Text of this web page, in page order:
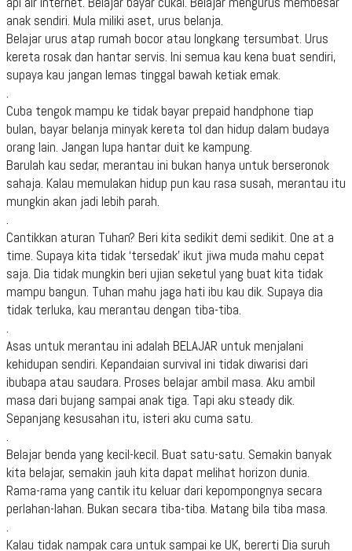
anak sendiri. Mula miliki aset, urus belanja.
Belajar urus atap rumah bocor atau longkang tersumbat. Urus
kereta rosak dan hantar servis. Ini semua kau kena buat sendiri,
supaya kau jangan lemas tinggal bawah ketiak emak.
.
Cuba tengok mampu ke tidak bayar prepaid handphone tiap
bulan, bayar belanja minyak kereta tol dan hidup dalam budaya
orang lain. Jangan lupa hantar duit ke kampung.
Barulah kau sedar, merantau ini bukan hanya untuk berseronok
sahaja. Kalau memulakan hidup pun kau rasa susah, merantau itu
mungkin akan jadi lebih parah.
.
Cantikkan aturan Tuhan? Beri kita sedikit demi sedikit. One at a
time. Supaya kita tidak ‘tersedak’ ikut jiwa muda mahu cepat
saja. Dia tidak mungkin beri ujian seketul yang buat kita tidak
mampu bangun. Tuhan mahu jaga hati ibu kau dik. Supaya dia
tidak terluka, kau merantau dengan tiba-tiba.
.
Asas untuk merantau ini adalah BELAJAR untuk menjalani
kehidupan sendiri. Kepandaian survival ini tidak diwarisi dari
ibubapa atau saudara. Proses belajar ambil masa. Aku ambil
masa dari bujang sampai anak tiga. Tapi aku steady dik.
Sepanjang kesusahan itu, isteri aku cuma satu.
.
Belajar benda yang kecil-kecil. Buat satu-satu. Semakin banyak
kita belajar, semakin jauh kita dapat melihat horizon dunia.
Rama-rama yang cantik itu keluar dari kepompongnya secara
perlahan-lahan. Bukan secara tiba-tiba. Matang bila tiba masa.
.
Kalau tidak nampak cara untuk sampai ke UK, bererti Dia suruh